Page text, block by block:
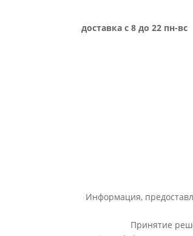
доставка с 8 до 22 пн-вс
Информация,
Принятие